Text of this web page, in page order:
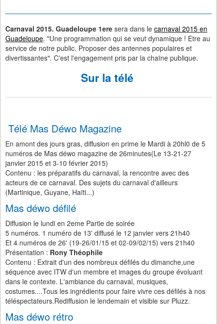
Carnaval 2015. Guadeloupe 1ere sera dans le carnaval 2015 en
Guadeloupe. "Une programmation qui se veut dynamique ! Etre au
service de notre public. Proposer des antennes populaires et
divertissantes". C'est l'engagement pris par la chaïne publique.
Sur la télé
Télé Mas Déwo Magazine
En amont des jours gras, diffusion en prime le Mardi à 20hl0 de 5
numéros de Mas déwo magazine de 26minutes(Le 13-21-27
janvier 2015 et 3-10 février 2015)
Contenu : les préparatifs du carnaval, la rencontre avec des
acteurs de ce carnaval. Des sujets du carnaval d'ailleurs
(Martinique, Guyane, Haïti...)
Mas déwo défilé
Diffusion le lundi en 2eme Partie de soirée
5 numéros. 1 numéro de 13' diffusé le 12 janvier vers 21h40
Et 4 numéros de 26' (19-26/01/15 et 02-09/02/15) vers 21h40
Présentation : Rony Théophile
Contenu : Extrait d'un des nombreux défilés du dimanche,une
séquence avec ITW d'un membre et images du groupe évoluant
dans le contexte. L'ambiance du carnaval, musiques,
costumes....Tous les ingrédients pour faire vivre ces défilés à nos
téléspectateurs.Rediffusion le lendemain et visible sur Pluzz.
Mas déwo rétro